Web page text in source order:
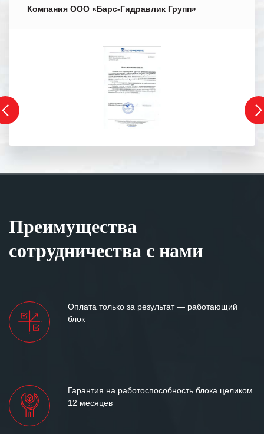
Компания ООО «Барс-Гидравлик Групп»
Преимущества
сотрудничества с нами
Оплата только за результат — работающий
блок
Гарантия на работоспособность блока целиком
12 месяцев